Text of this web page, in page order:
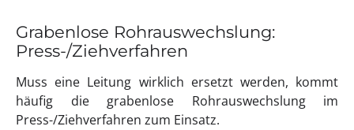
Grabenlose Rohrauswechslung:
Press-/Ziehverfahren
Muss eine Leitung wirklich ersetzt werden, kommt
häufig die grabenlose Rohrauswechslung im
Press-/Ziehverfahren zum Einsatz.